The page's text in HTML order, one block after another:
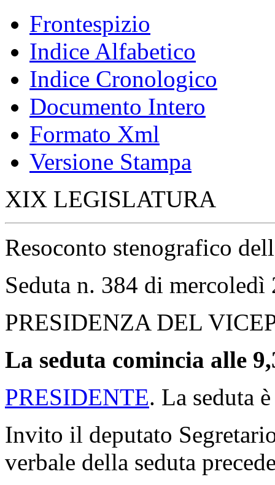
Frontespizio
Indice Alfabetico
Indice Cronologico
Documento Intero
Formato Xml
Versione Stampa
XIX LEGISLATURA
Resoconto stenografico
Seduta n. 384 di
PRESIDENZA DEL
La seduta comincia alle
PRESIDENTE. La seduta
Invito il deputato
verbale della seduta